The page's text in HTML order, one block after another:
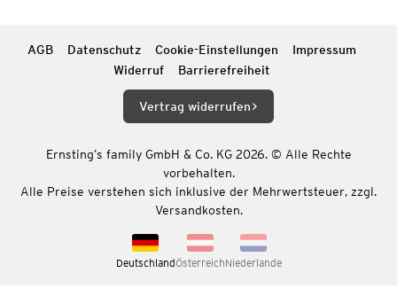
AGB Datenschutz Cookie-Einstellungen
Impressum
Widerruf
Barrierefreiheit
Vertrag widerrufen
Ernsting’s family GmbH & Co. KG 2026. © Alle Rechte
vorbehalten.
Alle Preise verstehen sich inklusive der Mehrwertsteuer, zzgl.
Versandkosten.
DeutschlandÖsterreichNiederlande